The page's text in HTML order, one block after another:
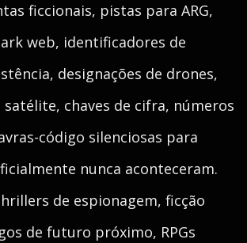
ficcionais, pistas para ARG,
web, identificadores de
designações de drones,
chaves de cifra, números
código silenciosas para
nunca aconteceram.
de espionagem, ficção
de futuro próximo, RPGs